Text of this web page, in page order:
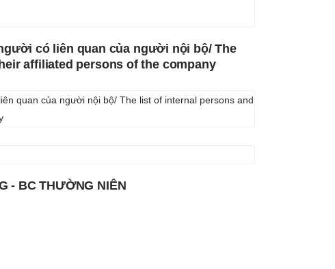
có liên quan của người nội bộ/ The
affiliated persons of the company
quan của người nội bộ/ The list of internal persons and
- BC THƯỜNG NIÊN